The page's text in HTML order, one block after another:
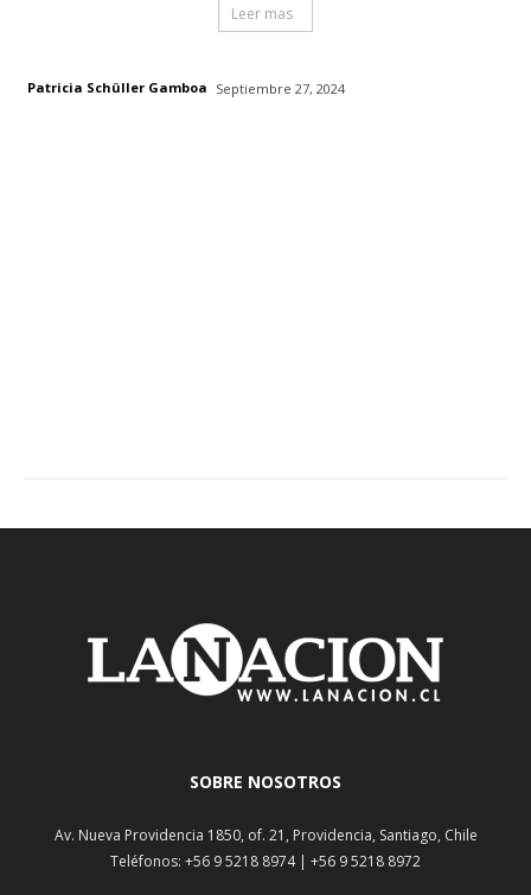
Leer mas
Patricia Schüller Gamboa Septiembre 27, 2024
SOBRE NOSOTROS
Av. Nueva Providencia 1850, of. 21, Providencia, Santiago, Chile
Teléfonos: +56 9 5218 8974 | +56 9 5218 8972